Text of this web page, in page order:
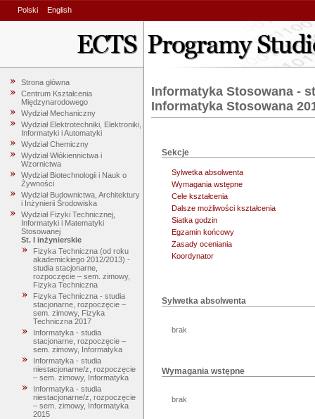
Polski English
Strona główna
Centrum Kształcenia
Międzynarodowego
Wydział Mechaniczny
Wydział Elektrotechniki, Elektroniki,
Informatyki i Automatyki
Wydział Chemiczny
Wydział Włókiennictwa i
Wzornictwa
Wydział Biotechnologii i Nauk o
Żywności
Wydział Budownictwa, Architektury
i Inżynierii Środowiska
Wydział Fizyki Technicznej,
Informatyki i Matematyki
Stosowanej
St. I inżynierskie
Fizyka Techniczna (od roku
akademickiego 2012/2013) -
studia stacjonarne,
rozpoczęcie – sem. zimowy,
Fizyka Techniczna
Fizyka Techniczna - studia
stacjonarne, rozpoczęcie –
sem. zimowy, Fizyka
Techniczna 2017
Informatyka - studia
stacjonarne, rozpoczęcie –
sem. zimowy, Informatyka
Informatyka - studia
niestacjonarne/z, rozpoczęcie
– sem. zimowy, Informatyka
Informatyka - studia
niestacjonarne/z, rozpoczęcie
– sem. zimowy, Informatyka
2015
Informatyka Stosowana -
Informatyka Stosowana
Sekcje
Sylwetka absolwenta
Wymagania wstępne
Cele kształcenia
Dalsze możliwości kształcenia
Siatka godzin
Egzamin końcowy
Zasady oceniania
Koordynator
Sylwetka absolwenta
brak
Wymagania wstępne
brak